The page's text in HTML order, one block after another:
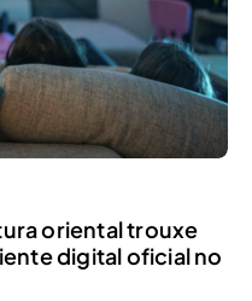
oriental trouxe
digital oficial no